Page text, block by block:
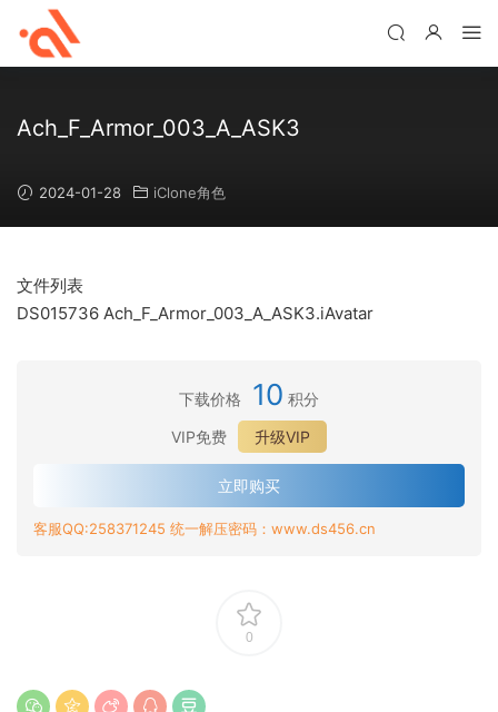
Ach_F_Armor_003_A_ASK3
2024-01-28 iClone角色
文件列表
DS015736 Ach_F_Armor_003_A_ASK3.iAvatar
下载价格 10 积分
VIP免费
升级VIP
立即购买
客服QQ:258371245 统一解压密码：www.ds456.cn
0